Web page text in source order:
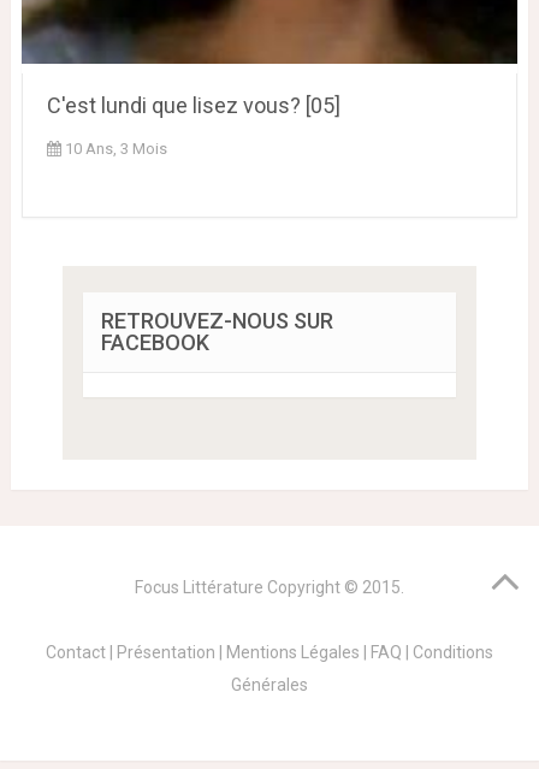
C'est lundi que lisez vous? [05]
10 Ans, 3 Mois
RETROUVEZ-NOUS SUR
FACEBOOK
Focus Littérature Copyright © 2015.
Contact Présentation Mentions Légales FAQ
Conditions
Générales